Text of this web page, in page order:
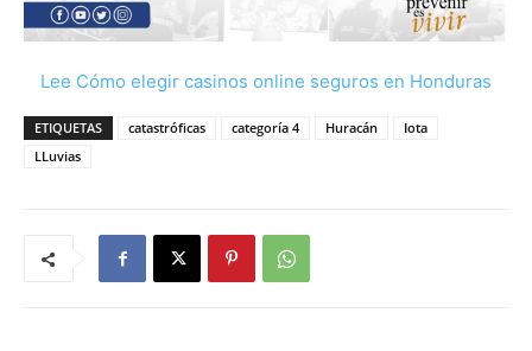
Lee Cómo elegir casinos online seguros en Honduras
ETIQUETAS catastróficas categoría 4 Huracán
Iota
LLuvias